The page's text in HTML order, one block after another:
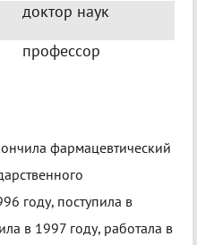
доктор наук
профессор
фармацевтический
году, поступила в
в 1997 году, работала в